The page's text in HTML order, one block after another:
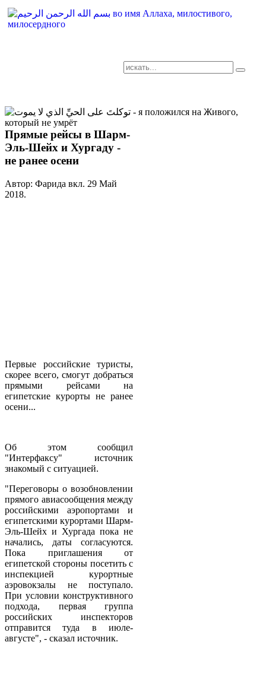
Прямые рейсы в Шарм-
Эль-Шейх и Хургаду -
не ранее осени
Автор: Фарида вкл. 29 Май
2018.
Первые российские туристы,
скорее всего, смогут добраться
прямыми рейсами на
египетские курорты не ранее
осени...
Об этом сообщил
"Интерфаксу" источник
знакомый с ситуацией.
"Переговоры о возобновлении
прямого авиасообщения между
российскими аэропортами и
египетскими курортами Шарм-
Эль-Шейх и Хургада пока не
начались, даты согласуются.
Пока приглашения от
египетской стороны посетить с
инспекцией курортные
аэровокзалы не поступало.
При условии конструктивного
подхода, первая группа
российских инспекторов
отправится туда в июле-
августе", - сказал источник.